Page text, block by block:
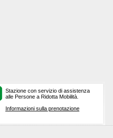
Stazione con servizio di assistenza
alle Persone a Ridotta Mobilità.
Informazioni sulla prenotazione